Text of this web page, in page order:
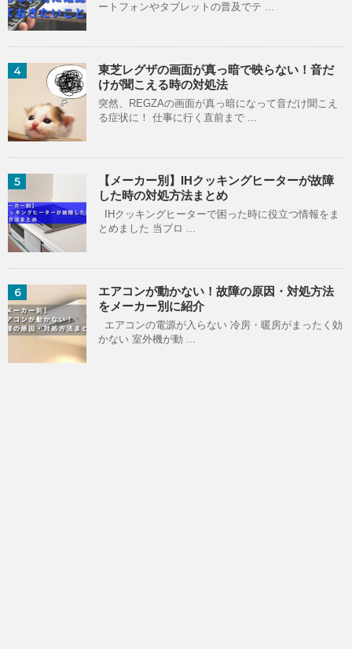
ートフォンやタブレットの普及でテ ...
4
東芝レグザの画面が真っ暗で映らない！音だ
けが聞こえる時の対処法
突然、REGZAの画面が真っ暗になって音だけ聞こえ
る症状に！ 仕事に行く直前まで ...
5
【メーカー別】IHクッキングヒーターが故障
した時の対処方法まとめ
IHクッキングヒーターで困った時に役立つ情報をま
とめました 当ブロ ...
6
エアコンが動かない！故障の原因・対処方法
をメーカー別に紹介
エアコンの電源が入らない 冷房・暖房がまったく効
かない 室外機が動 ...